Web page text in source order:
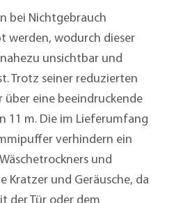
bei Nichtgebrauch
werden, wodurch dieser
unsichtbar und
Trotz seiner reduzierten
über eine beeindruckende
11 m. Die im Lieferumfang
verhindern ein
und
Kratzer und Geräusche, da